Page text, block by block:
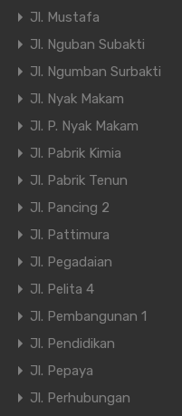
Jl. Mustafa
Jl. Nguban Subakti
Jl. Ngumban Surbakti
Jl. Nyak Makam
Jl. P. Nyak Makam
Jl. Pabrik Kimia
Jl. Pabrik Tenun
Jl. Pancing 2
Jl. Pattimura
Jl. Pegadaian
Jl. Pelita 4
Jl. Pembangunan 1
Jl. Pendidikan
Jl. Pepaya
Jl. Perhubungan